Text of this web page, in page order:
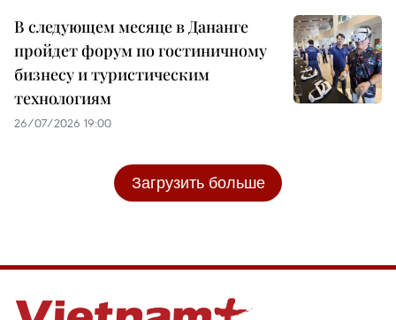
В следующем месяце в Дананге
пройдет форум по гостиничному
бизнесу и туристическим
технологиям
26/07/2026 19:00
Загрузить больше